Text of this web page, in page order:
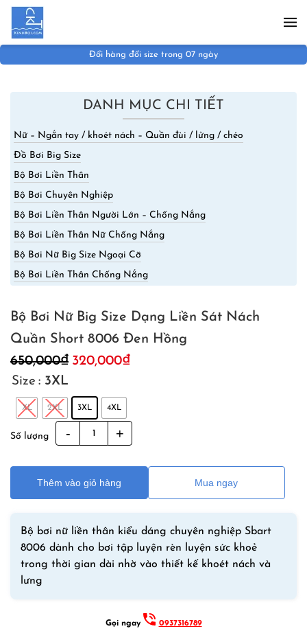
Skip to main content
Đổi hàng đổi size trong 07 ngày
DANH MỤC CHI TIẾT
Nữ – Ngắn tay / khoét nách – Quần đùi / lửng / chéo
Đồ Bơi Big Size
Bộ Bơi Liền Thân
Bộ Bơi Chuyên Nghiệp
Bộ Bơi Liền Thân Người Lớn – Chống Nắng
Bộ Bơi Liền Thân Nữ Chống Nắng
Bộ Bơi Nữ Big Size Ngoại Cỡ
Bộ Bơi Liền Thân Chống Nắng
Bộ Bơi Nữ Big Size Dạng Liền Sát Nách
Quần Short 8006 Đen Hồng
650,000₫ Giá
650,000₫.
320,000₫Giá
320,000₫.
Size : 3XL
XL 2XL 3XL 4XL
Số lượng
Bơi
Dạng
Liền
Sát
Nách
Thêm vào giỏ hàng Mua ngay
Bộ bơi nữ liền thân kiểu dáng chuyên nghiệp Sbart
8006 dành cho bơi tập luyện rèn luyện sức khoẻ
trong thời gian dài nhờ vào thiết kế khoét nách và
lưng
Gọi ngay
0937316789